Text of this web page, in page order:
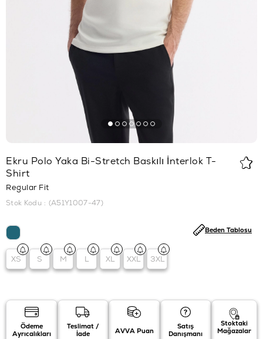
Ekru Polo Yaka Bi-Stretch Baskılı İnterlok T-
Shirt
Regular Fit
Stok Kodu (A51Y1007-47)
XS S M L XL XXL 3XL
Beden Tablosu
Ödeme
Ayrıcalıkları
Teslimat /
İade
AVVA Puan
Satış
Danışmanı
Stoktaki
Mağazalar